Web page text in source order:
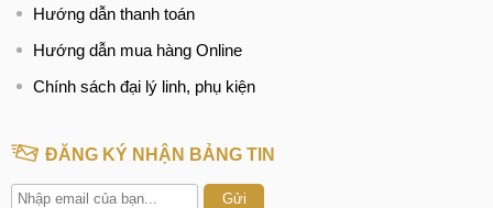
mạnh, màn hình hiển thị đẹp, sạc siêu nhanh. Với những
điểm mạnh kể trên khiến Red Magic 7 Pro Transformers
xứng đáng nằm trên tay của rất nhiều người.
Hướng dẫn thanh toán
Hướng dẫn mua hàng Online
Chính sách đại lý linh, phụ kiện
ĐĂNG KÝ NHẬN BẢNG TIN
Gửi